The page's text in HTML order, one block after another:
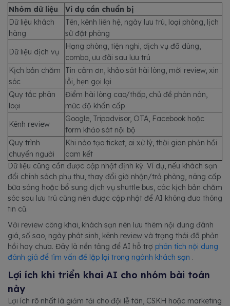
Nhóm dữ liệu
Ví dụ cần chuẩn bị
Dữ liệu khách
hàng
Tên, kênh liên hệ, ngày lưu trú, loại phòng, lịch
sử đặt phòng
Dữ liệu dịch vụ
Hạng phòng, tiện nghi, dịch vụ đã dùng,
combo, ưu đãi sau lưu trú
Kịch bản chăm
sóc
Tin cảm ơn, khảo sát hài lòng, mời review, xin
lỗi, hẹn gọi lại
Quy tắc phân
loại
Điểm hài lòng cao/thấp, chủ đề phàn nàn,
mức độ khẩn cấp
Kênh review
Google, Tripadvisor, OTA, Facebook hoặc
form khảo sát nội bộ
Quy trình
chuyển người
Khi nào tạo ticket, ai xử lý, thời gian phản hồi
cam kết
Dữ liệu cũng cần được cập nhật định kỳ. Ví dụ, nếu khách sạn
đổi chính sách phụ thu, thay đổi giờ nhận/trả phòng, nâng cấp
bữa sáng hoặc bổ sung dịch vụ shuttle bus, các kịch bản chăm
sóc sau lưu trú cũng nên được cập nhật để AI không đưa thông
tin cũ.
Với review công khai, khách sạn nên lưu thêm nội dung đánh
giá, số sao, ngày phát sinh, kênh review và trạng thái đã phản
hồi hay chưa. Đây là nền tảng để AI hỗ trợ phân tích nội dung
đánh giá để tìm vấn đề lặp lại trong ngành khách sạn .
Lợi ích khi triển khai AI cho nhóm bài toán
này
Lợi ích rõ nhất là giảm tải cho đội lễ tân, CSKH hoặc marketing